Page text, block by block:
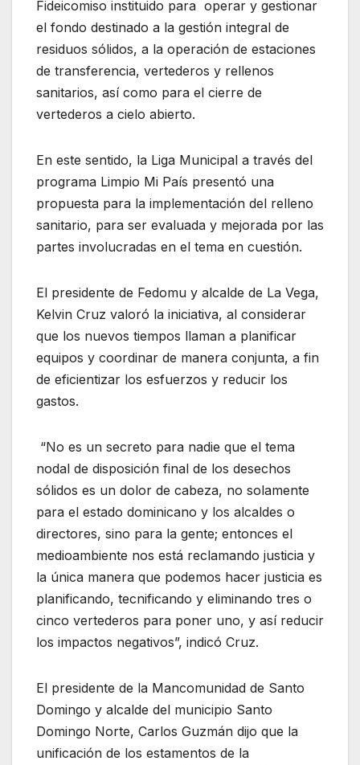
Fideicomiso instituido para operar y gestionar
el fondo destinado a la gestión integral de
residuos sólidos, a la operación de estaciones
de transferencia, vertederos y rellenos
sanitarios, así como para el cierre de
vertederos a cielo abierto.
En este sentido, la Liga Municipal a través del
programa Limpio Mi País presentó una
propuesta para la implementación del relleno
sanitario, para ser evaluada y mejorada por las
partes involucradas en el tema en cuestión.
El presidente de Fedomu y alcalde de La Vega,
Kelvin Cruz valoró la iniciativa, al considerar
que los nuevos tiempos llaman a planificar
equipos y coordinar de manera conjunta, a fin
de eficientizar los esfuerzos y reducir los
gastos.
“No es un secreto para nadie que el tema
nodal de disposición final de los desechos
sólidos es un dolor de cabeza, no solamente
para el estado dominicano y los alcaldes o
directores, sino para la gente; entonces el
medioambiente nos está reclamando justicia y
la única manera que podemos hacer justicia es
planificando, tecnificando y eliminando tres o
cinco vertederos para poner uno, y así reducir
los impactos negativos”, indicó Cruz.
El presidente de la Mancomunidad de Santo
Domingo y alcalde del municipio Santo
Domingo Norte, Carlos Guzmán dijo que la
unificación de los estamentos de la